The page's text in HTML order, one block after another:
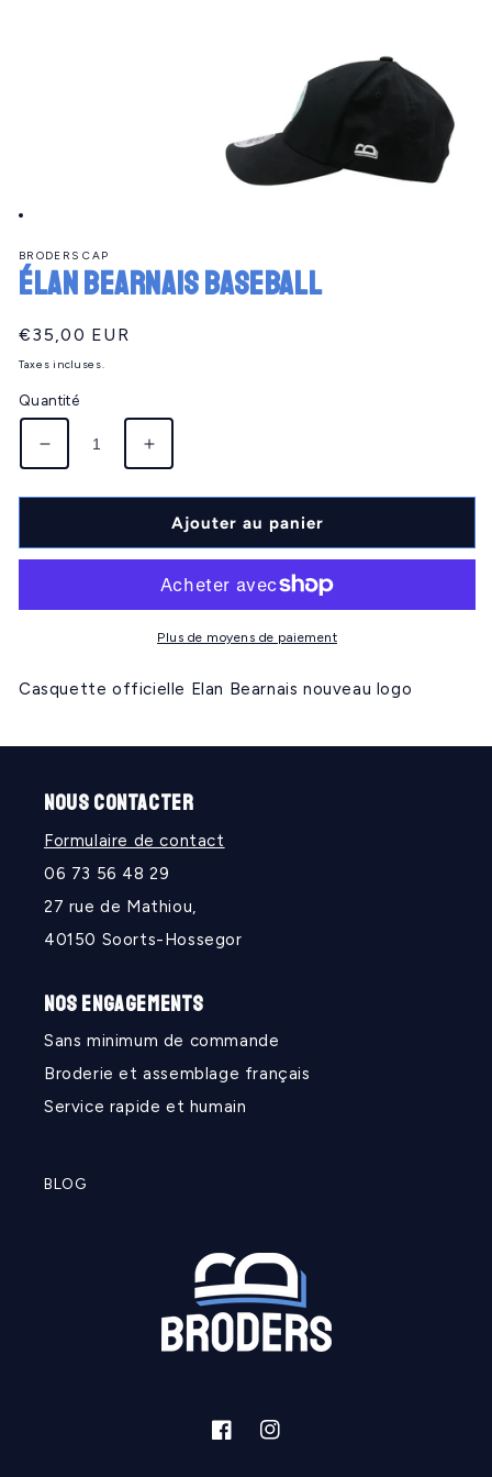
média
1
dans
modale
BRODERS CAP
ÉLAN BEARNAIS baseball
Prix
habituel
€35,00 EUR
Taxes incluses.
Quantité
Réduire
la
quantité
ÉLAN
Augmenter
la
quantité
ÉLAN
baseball
Ajouter au panier
Plus de moyens de paiement
Casquette officielle Elan Bearnais nouveau logo
NOUS CONTACTER
Formulaire de contact
06 73 56 48 29
27 rue de Mathiou,
40150 Soorts-Hossegor
NOS ENGAGEMENTS
Sans minimum de commande
Broderie et assemblage français
Service rapide et humain
BLOG
FacebookInstagram